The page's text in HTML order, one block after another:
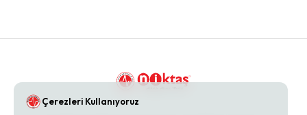
Çerezleri Kullanıyoruz